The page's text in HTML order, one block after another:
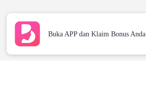
Buka APP dan Klaim Bonus Anda